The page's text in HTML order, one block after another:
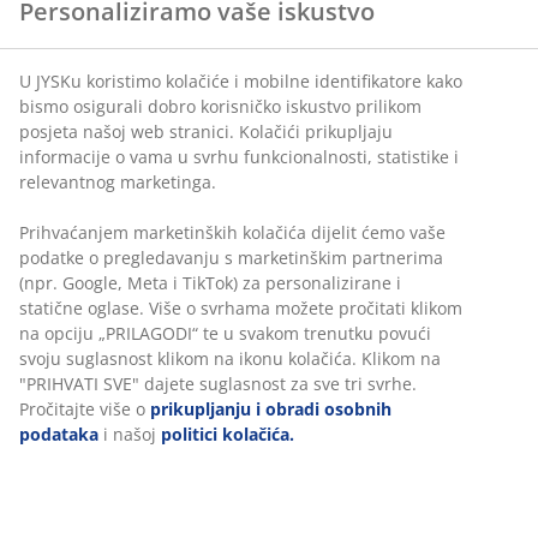
Dozator tekućeg sapuna velikog kapaciteta od 700 ml,
prikladan za deterdžent za posuđe ili tekući sapun za
ruke u kuhinji i kupaonici. Ovaj artikl prodaje se
pojedinačno i dolazi u raznim bojama. Š6xD9xV22 cm
BROJ ARTIKLA: 4912872
Podaci o proizvodu
Komentari
Personaliziramo vaše iskustvo
U JYSKu koristimo kolačiće i mobilne identifikatore kako
bismo osigurali dobro korisničko iskustvo prilikom
posjeta našoj web stranici. Kolačići prikupljaju
informacije o vama u svrhu funkcionalnosti, statistike i
relevantnog marketinga.
Prihvaćanjem marketinških kolačića dijelit ćemo vaše
podatke o pregledavanju s marketinškim partnerima
(npr. Google, Meta i TikTok) za personalizirane i
statične oglase. Više o svrhama možete pročitati klikom
na opciju „PRILAGODI“ te u svakom trenutku povući
svoju suglasnost klikom na ikonu kolačića. Klikom na
"PRIHVATI SVE" dajete suglasnost za sve tri svrhe.
Pročitajte više o prikupljanju i obradi osobnih
podataka i našoj politici kolačića.